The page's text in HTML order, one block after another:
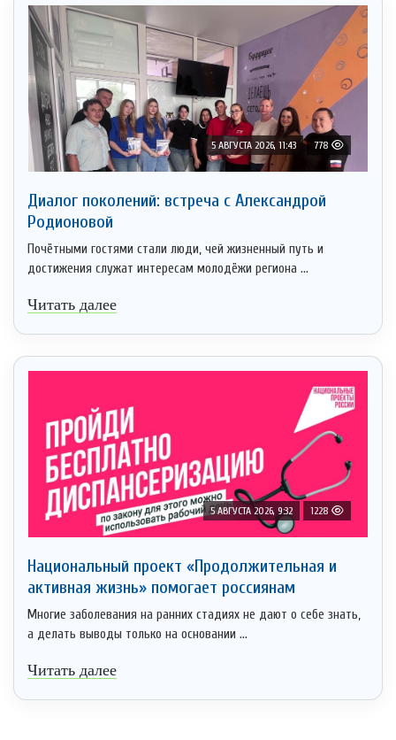
5 АВГУСТА 2026, 11:43 778
Диалог поколений: встреча с Александрой
Родионовой
Почётными гостями стали люди, чей жизненный путь и
достижения служат интересам молодёжи региона ...
Читать далее
5 АВГУСТА 2026, 9:32 1228
Национальный проект «Продолжительная и
активная жизнь» помогает россиянам
Многие заболевания на ранних стадиях не дают о себе знать,
а делать выводы только на основании ...
Читать далее